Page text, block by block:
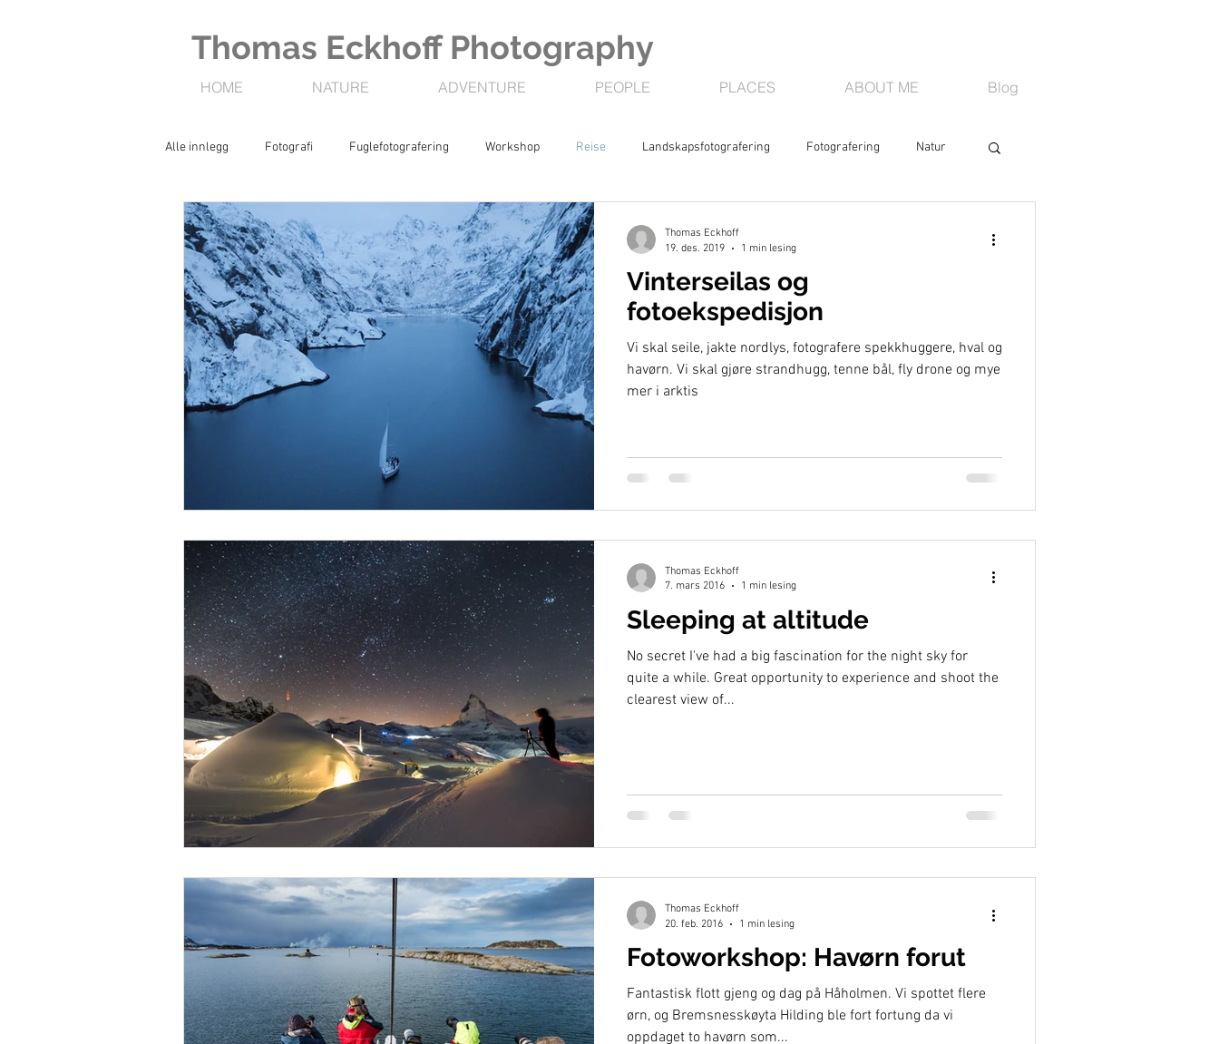
Thomas Eckhoff Photography
HOME NATURE ADVENTURE PEOPLE PLACES ABOUT ME Blog
Alle innlegg Fotografi Fuglefotografering Workshop Reise Landskapsfotografering Fotografering Natur
Seiling Hval Aurora Ørn
Vinterseilas og
fotoekspedisjon
Vi skal seile, jakte nordlys, fotografere spekkhuggere, hval og
havørn. Vi skal gjøre strandhugg, tenne bål, fly drone og mye
mer i arktis
Thomas Eckhoff
19. des. 2019
1 min lesing
Sleeping at altitude
No secret I've had a big fascination for the night sky for
quite a while. Great opportunity to experience and shoot the
clearest view of...
Thomas Eckhoff
7. mars 2016
1 min lesing
Fotoworkshop: Havørn forut
Fantastisk flott gjeng og dag på Håholmen. Vi spottet flere
ørn, og Bremsnesskøyta Hilding ble fort fortung da vi
oppdaget to havørn som...
Thomas Eckhoff
20. feb. 2016
1 min lesing